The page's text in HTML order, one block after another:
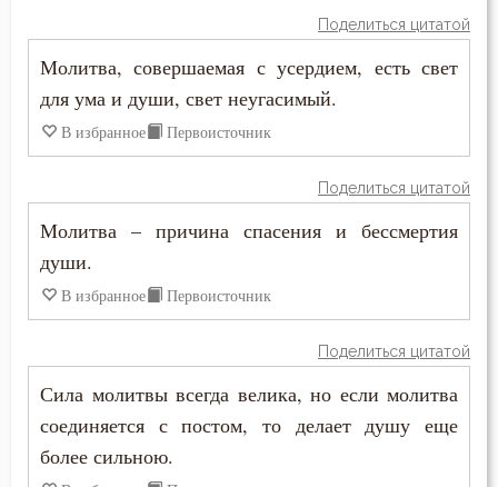
Поделиться цитатой
Молитва, совершаемая с усердием, есть свет
для ума и души, свет неугасимый.
В избранное Первоисточник
Поделиться цитатой
Молитва – причина спасения и бессмертия
души.
В избранное Первоисточник
Поделиться цитатой
Сила молитвы всегда велика, но если молитва
соединяется с постом, то делает душу еще
более сильною.